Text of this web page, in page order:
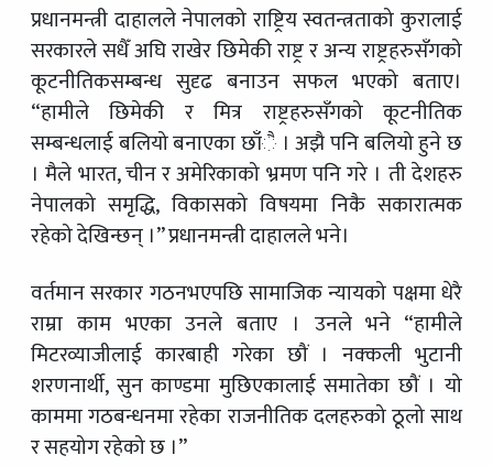
प्रधानमन्त्री दाहालले नेपालको राष्ट्रिय स्वतन्त्रताको कुरालाई
सरकारले सधैँ अघि राखेर छिमेकी राष्ट्र र अन्य राष्ट्रहरुसँगको
कूटनीतिकसम्बन्ध सुदृढ बनाउन सफल भएको बताए।
“हामीले छिमेकी र मित्र राष्ट्रहरुसँगको कूटनीतिक
सम्बन्धलाई बलियो बनाएका छाँै । अझै पनि बलियो हुने छ
। मैले भारत, चीन र अमेरिकाको भ्रमण पनि गरे । ती देशहरु
नेपालको समृद्धि, विकासको विषयमा निकै सकारात्मक
रहेको देखिन्छन् ।” प्रधानमन्त्री दाहालले भने।
वर्तमान सरकार गठनभएपछि सामाजिक न्यायको पक्षमा धेरै
राम्रा काम भएका उनले बताए । उनले भने “हामीले
मिटरव्याजीलाई कारबाही गरेका छौं । नक्कली भुटानी
शरणनार्थी, सुन काण्डमा मुछिएकालाई समातेका छौं । यो
काममा गठबन्धनमा रहेका राजनीतिक दलहरुको ठूलो साथ
र सहयोग रहेको छ ।”